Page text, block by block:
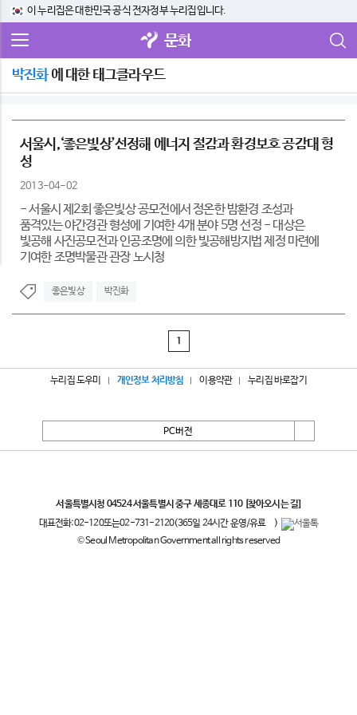
이 누리집은 대한민국 공식 전자정부 누리집입니다.
문화
박진화에 대한 태그클라우드
서울시,‘좋은빛상’선정해 에너지 절감과 환경보호 공감대 형
성
2013-04-02
- 서울시 제2회 좋은빛상 공모전에서 정온한 밤환경 조성과
품격있는 야간경관 형성에 기여한 4개 분야 5명 선정 - 대상은
빛공해 사진공모전과 인공조명에 의한 빛공해방지법 제정 마련에
기여한 조명박물관 관장 노시청
좋은빛상 박진화
1
누리집 도우미 개인정보 처리방침 이용약관 누리집 바로잡기
PC버전
서울특별시청 04524 서울특별시 중구 세종대로 110 [찾아오시는 길]
대표전화:02-120또는02-731-2120(365일 24시간 운영/유료
)
© Seoul Metropolitan Government all rights reserved